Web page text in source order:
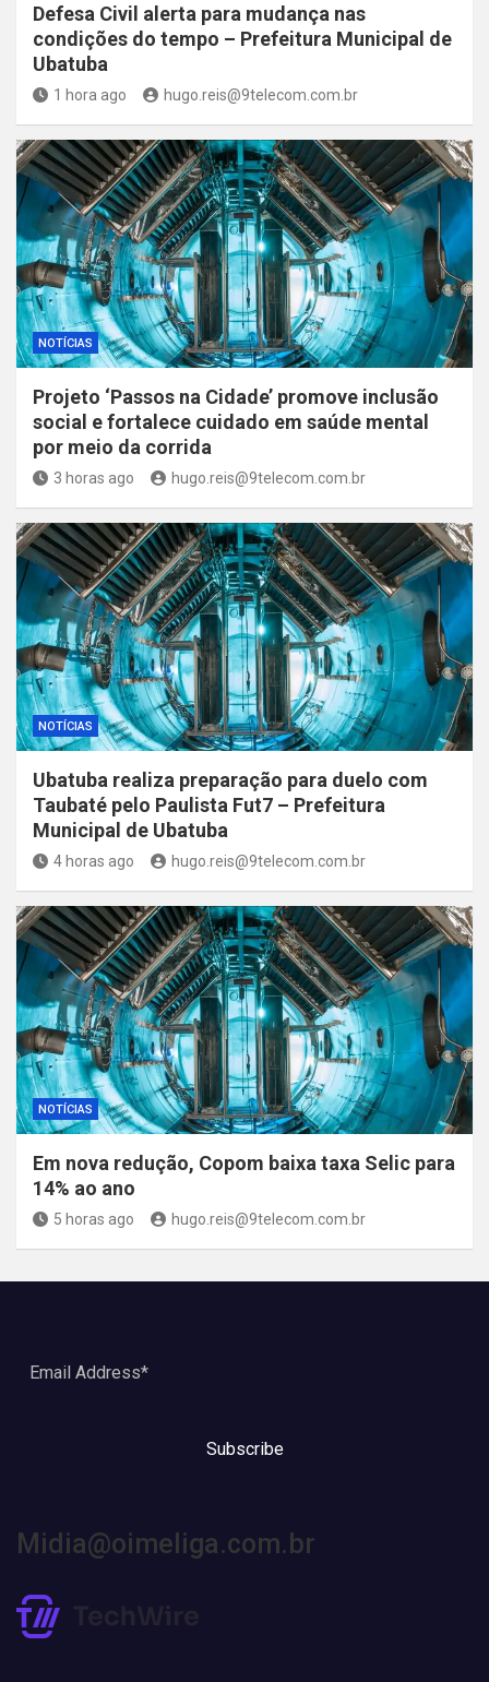
Defesa Civil alerta para mudança nas
condições do tempo – Prefeitura Municipal de
Ubatuba
1 hora ago hugo.reis@9telecom.com.br
NOTÍCIAS
Projeto ‘Passos na Cidade’ promove inclusão
social e fortalece cuidado em saúde mental
por meio da corrida
3 horas ago hugo.reis@9telecom.com.br
NOTÍCIAS
Ubatuba realiza preparação para duelo com
Taubaté pelo Paulista Fut7 – Prefeitura
Municipal de Ubatuba
4 horas ago hugo.reis@9telecom.com.br
NOTÍCIAS
Em nova redução, Copom baixa taxa Selic para
14% ao ano
5 horas ago hugo.reis@9telecom.com.br
Subscribe
Midia@oimeliga.com.br